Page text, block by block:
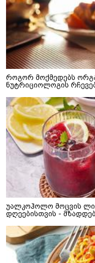
როგორ მოქმედებს
ნუტრიციოლოგის
უალკოჰოლო მოცვის
დღეებისთვის -